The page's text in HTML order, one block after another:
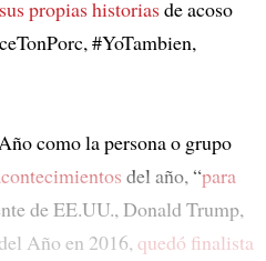
sus propias historiasde acoso
#YoTambien,
como la persona o grupo
del año, “para
de EE.UU., Donald Trump,
Año en 2016, quedó finalista